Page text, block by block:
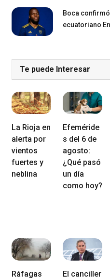
Boca
ecuatoriano
Te puede Interesar
La Rioja en
alerta por
vientos
fuertes y
neblina
Efeméride
s del 6 de
agosto:
¿Qué pasó
un día
como hoy?
Ráfagas El canciller